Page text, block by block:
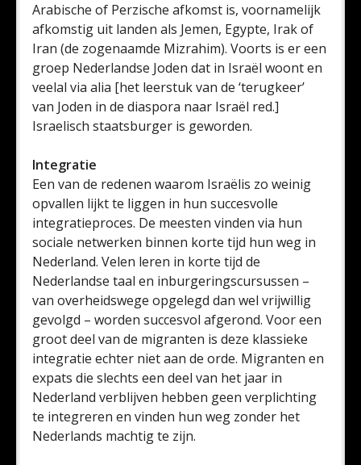
Arabische of Perzische afkomst is, voornamelijk
afkomstig uit landen als Jemen, Egypte, Irak of
Iran (de zogenaamde Mizrahim). Voorts is er een
groep Nederlandse Joden dat in Israël woont en
veelal via alia [het leerstuk van de ‘terugkeer’
van Joden in de diaspora naar Israël red.]
Israelisch staatsburger is geworden.
Integratie
Een van de redenen waarom Israëlis zo weinig
opvallen lijkt te liggen in hun succesvolle
integratieproces. De meesten vinden via hun
sociale netwerken binnen korte tijd hun weg in
Nederland. Velen leren in korte tijd de
Nederlandse taal en inburgeringscursussen –
van overheidswege opgelegd dan wel vrijwillig
gevolgd – worden succesvol afgerond. Voor een
groot deel van de migranten is deze klassieke
integratie echter niet aan de orde. Migranten en
expats die slechts een deel van het jaar in
Nederland verblijven hebben geen verplichting
te integreren en vinden hun weg zonder het
Nederlands machtig te zijn.